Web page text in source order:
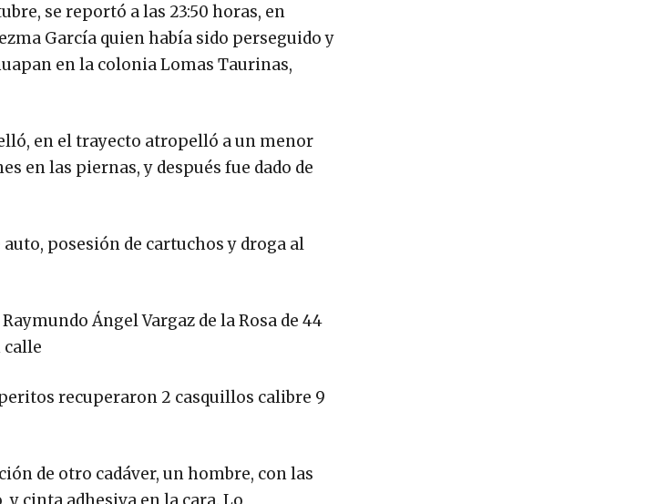
se reportó a las 23:50 horas, en
García quien había sido perseguido y
en la colonia Lomas Taurinas,
en el trayecto atropelló a un menor
en las piernas, y después fue dado de
posesión de cartuchos y droga al
Ángel Vargaz de la Rosa de 44
calle
recuperaron 2 casquillos calibre 9
de otro cadáver, un hombre, con las